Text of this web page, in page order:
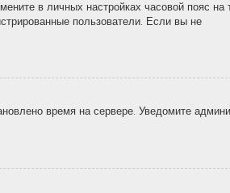
в личных настройках часовой пояс на
пользователи. Если вы не
время на сервере. Уведомите